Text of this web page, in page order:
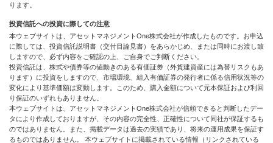
ります。
投資信託への投資に際しての注意
本ウェブサイトは、アセットマネジメントOne株式会社が作成したものです。お申込
に際しては、投資信託説明書（交付目論見書）をあらかじめ、または同時にお渡し致
しますので、必ず内容をご確認の上、ご自身でご判断ください。
投資信託は、株式や債券等の値動きのある有価証券（外貨建資産には為替リスクもあ
ります）に投資をしますので、市場環境、組入有価証券の発行者に係る信用状況等の
変化により基準価額は変動します。このため、購入金額について元本保証および利回
り保証のいずれもありません。
本ウェブサイトは、アセットマネジメントOne株式会社が信頼できると判断したデー
タにより作成しておりますが、その内容の完全性、正確性について同社が保証するも
のではありません。また、掲載データは過去の実績であり、将来の運用成果を保証す
るものではありません。 本ウェブサイトに掲載されている情報（リンクされている